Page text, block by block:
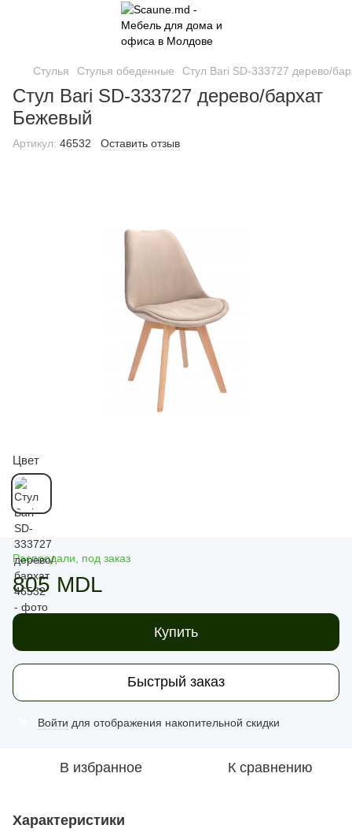
Стулья Стулья обеденные Стул Bari SD-333727 дерево/
Стул Bari SD-333727 дерево/бархат
Бежевый
Артикул: 46532 Оставить отзыв
Цвет
Распродали, под заказ
805 MDL
Купить
Быстрый заказ
Войти для отображения накопительной скидки
В избранное К сравнению
Характеристики